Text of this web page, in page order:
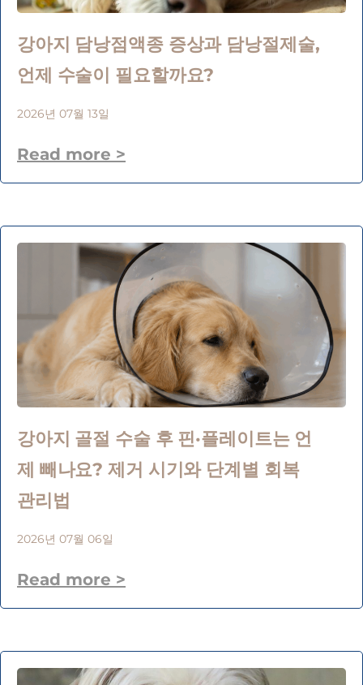
강아지 담낭점액종 증상과 담낭절제술,
언제 수술이 필요할까요?
2026년 07월 13일
Read more >
강아지 골절 수술 후 핀·플레이트는 언
제 빼나요? 제거 시기와 단계별 회복
관리법
2026년 07월 06일
Read more >